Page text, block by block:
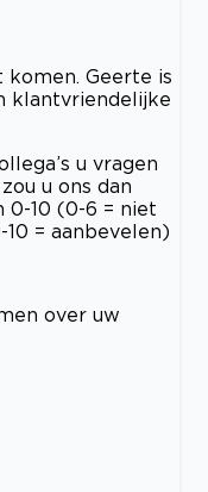
komen. Geerte is
klantvriendelijke
u vragen
u ons dan
0-10 (0-6 = niet
= aanbevelen)
over uw